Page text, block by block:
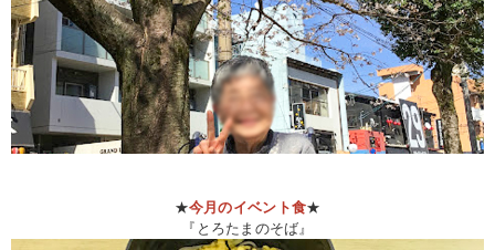
★今月のイベント食★
『とろたまのそば』